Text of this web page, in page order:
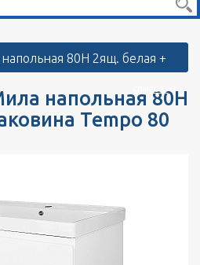
напольная 80Н
Tempo 80